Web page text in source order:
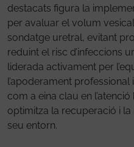
destacats figura la
per avaluar el volum
sondatge uretral, evitant
reduint el risc d’infeccions
liderada activament per
l’apoderament professional
com a eina clau en
optimitza la recuperació i
seu entorn.